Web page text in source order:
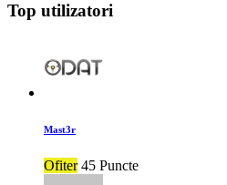
Top utilizatori
Mast3r
Ofiter 45 Puncte